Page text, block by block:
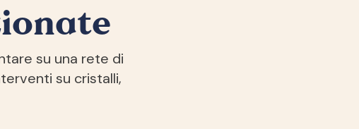
su una rete di
su cristalli,